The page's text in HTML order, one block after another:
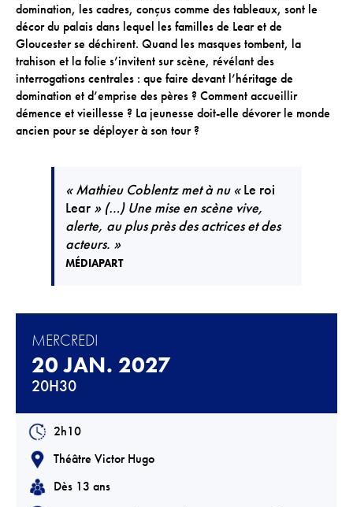
Réservation
Contacts / Accès
Téléchargements
Lettre d'info
domination, les cadres, conçus comme des tableaux, sont le
décor du palais dans lequel les familles de Lear et de
Gloucester se déchirent. Quand les masques tombent, la
trahison et la folie s’invitent sur scène, révélant des
interrogations centrales : que faire devant l’héritage de
domination et d’emprise des pères ? Comment accueillir
démence et vieillesse ? La jeunesse doit-elle dévorer le monde
ancien pour se déployer à son tour ?
« Mathieu Coblentz met à nu «Le roi
Lear » (…) Une mise en scène vive,
alerte, au plus près des actrices et des
acteurs. »
MÉDIAPART
MERCREDI
20 JAN. 2027
20H30
2h10
Théâtre Victor Hugo
Dès 13 ans